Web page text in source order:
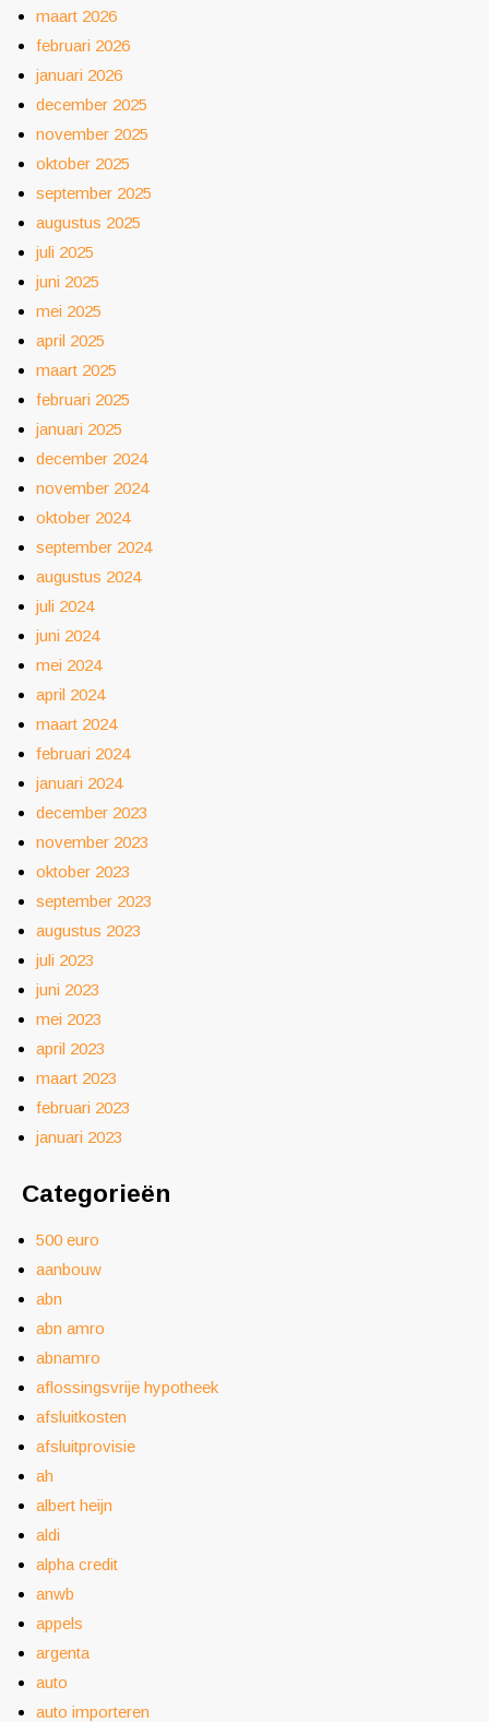
maart 2026
februari 2026
januari 2026
december 2025
november 2025
oktober 2025
september 2025
augustus 2025
juli 2025
juni 2025
mei 2025
april 2025
maart 2025
februari 2025
januari 2025
december 2024
november 2024
oktober 2024
september 2024
augustus 2024
juli 2024
juni 2024
mei 2024
april 2024
maart 2024
februari 2024
januari 2024
december 2023
november 2023
oktober 2023
september 2023
augustus 2023
juli 2023
juni 2023
mei 2023
april 2023
maart 2023
februari 2023
januari 2023
Categorieën
500 euro
aanbouw
abn
abn amro
abnamro
aflossingsvrije hypotheek
afsluitkosten
afsluitprovisie
ah
albert heijn
aldi
alpha credit
anwb
appels
argenta
auto
auto importeren